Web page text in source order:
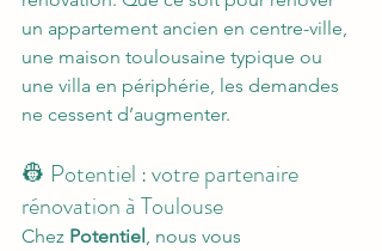
un appartement ancien en centre-ville,
une maison toulousaine typique ou
une villa en périphérie, les demandes
ne cessent d’augmenter.
👷 Potentiel : votre partenaire
rénovation à Toulouse
Chez Potentiel , nous vous